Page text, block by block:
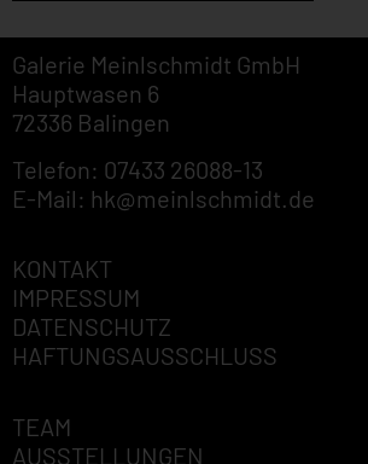
Galerie Meinlschmidt GmbH
Hauptwasen 6
72336 Balingen
Telefon: 07433 26088-13
E-Mail: hk@meinlschmidt.de
KONTAKT
IMPRESSUM
DATENSCHUTZ
HAFTUNGSAUSSCHLUSS
TEAM
AUSSTELLUNGEN